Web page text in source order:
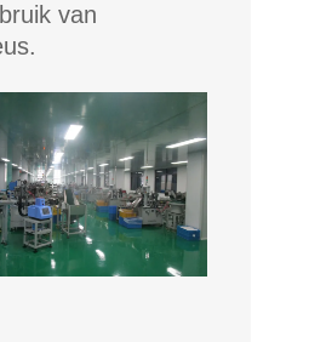
van